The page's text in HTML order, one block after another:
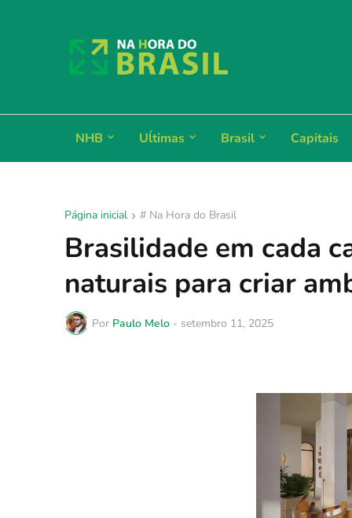
NHB Uĺtimas Brasil Capitais
Página inicial # Na Hora do Brasil
Brasilidade em cada
naturais para criar
Por Paulo Melo - setembro 11, 2025